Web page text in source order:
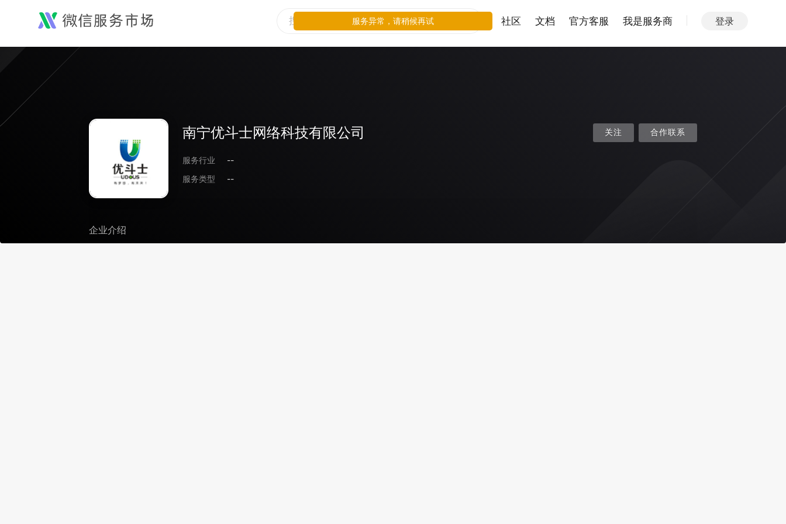
社区 文档 官方客服 我是服务商 登录
南宁优斗士网络科技有限公司
服务行业
--
服务类型
--
关注 合作联系
企业介绍
服务异常，请稍候再试